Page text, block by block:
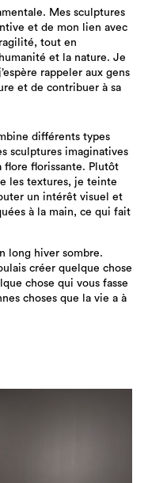
Mes sculptures
et de mon lien avec
tout en
et la nature. Je
rappeler aux gens
et de contribuer à sa
différents types
sculptures imaginatives
flore florissante. Plutôt
les textures, je teinte
un intérêt visuel et
à la main, ce qui fait
long hiver sombre.
créer quelque chose
chose qui vous fasse
choses que la vie a à